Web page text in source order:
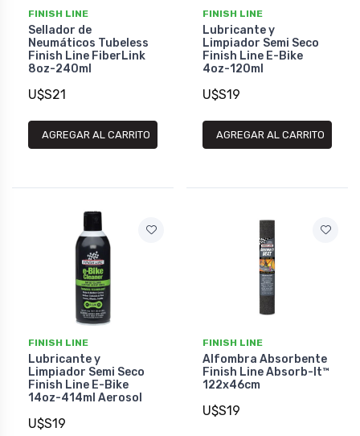
FINISH LINE
Sellador de
Neumáticos Tubeless
Finish Line FiberLink
8oz-240ml
U$S21
AGREGAR AL CARRITO
FINISH LINE
Lubricante y
Limpiador Semi Seco
Finish Line E-Bike
4oz-120ml
U$S19
AGREGAR AL CARRITO
FINISH LINE
Lubricante y
Limpiador Semi Seco
Finish Line E-Bike
14oz-414ml Aerosol
U$S19
FINISH LINE
Alfombra Absorbente
Finish Line Absorb-It™
122x46cm
U$S19